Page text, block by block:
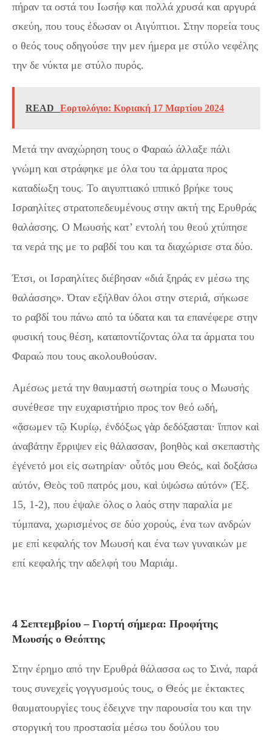
πήραν τα οστά του Ιωσήφ και πολλά χρυσά και αργυρά
σκεύη, που τους έδωσαν οι Αιγύπτιοι. Στην πορεία τους
ο θεός τους οδηγούσε την μεν ήμερα με στύλο νεφέλης
την δε νύκτα με στύλο πυρός.
READ Εορτολόγιο: Κυριακή 17 Μαρτίου 2024
Μετά την αναχώρηση τους ο Φαραώ άλλαξε πάλι
γνώμη και στράφηκε με όλα του τα άρματα προς
καταδίωξη τους. Το αιγυπτιακό ιππικό βρήκε τους
Ισραηλίτες στρατοπεδευμένους στην ακτή της Ερυθράς
θαλάσσης. Ο Μωυσής κατ’ εντολή του θεού χτύπησε
τα νερά της με το ραβδί του και τα διαχώρισε στα δύο.
Έτσι, οι Ισραηλίτες διέβησαν «διά ξηράς εν μέσω της
θαλάσσης». Όταν εξήλθαν όλοι στην στεριά, σήκωσε
το ραβδί του πάνω από τα ύδατα και τα επανέφερε στην
φυσική τους θέση, καταποντίζοντας όλα τα άρματα του
Φαραώ που τους ακολουθούσαν.
Αμέσως μετά την θαυμαστή σωτηρία τους ο Μωυσής
συνέθεσε την ευχαριστήριο προς τον θεό ωδή,
«ᾄσωμεν τῷ Κυρίῳ, ἐνδόξως γὰρ δεδόξασται· ἵππον καὶ
ἀναβάτην ἔρριψεν εἰς θάλασσαν, βοηθὸς καὶ σκεπαστὴς
ἐγένετό μοι εἰς σωτηρίαν· οὗτός μου Θεός, καὶ δοξάσω
αὐτόν, Θεὸς τοῦ πατρός μου, καὶ ὑψώσω αὐτόν» (Έξ.
15, 1-2), που έψαλε όλος ο λαός στην παραλία με
τύμπανα, χωρισμένος σε δύο χορούς, ένα των ανδρών
με επί κεφαλής τον Μωυσή και ένα των γυναικών με
επί κεφαλής την αδελφή του Μαριάμ.
4 Σεπτεμβρίου – Γιορτή σήμερα: Προφήτης
Μωυσής ο Θεόπτης
Στην έρημο από την Ερυθρά θάλασσα ως το Σινά, παρά
τους συνεχείς γογγυσμούς τους, ο Θεός με έκτακτες
θαυματουργίες τους έδειχνε την παρουσία του και την
στοργική του προστασία μέσω του δούλου του